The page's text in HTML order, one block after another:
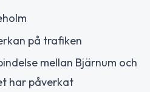
på trafiken
mellan Bjärnum och
har påverkat